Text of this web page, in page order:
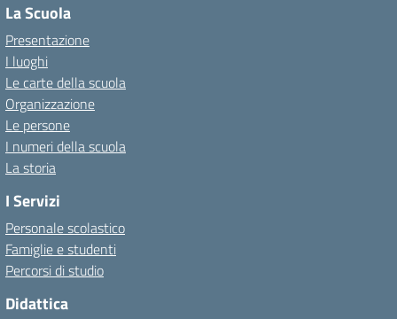
La Scuola
Presentazione
I luoghi
Le carte della scuola
Organizzazione
Le persone
I numeri della scuola
La storia
I Servizi
Personale scolastico
Famiglie e studenti
Percorsi di studio
Didattica